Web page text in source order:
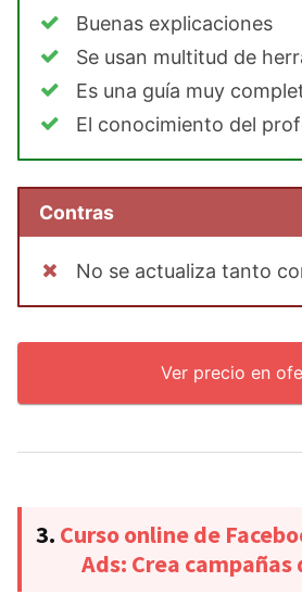
Buenas explicaciones
Se usan multitud de
Es una guía muy
El conocimiento del
Contras
No se actualiza tanto
Ver precio en
3. Curso online de
Ads: Crea campañas